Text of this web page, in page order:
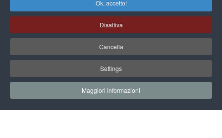
Ok, accetto!
Disattiva
Cancella
Settings
Maggiori informazioni